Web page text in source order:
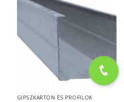
GIPSZKARTON ÉS PROFILOK